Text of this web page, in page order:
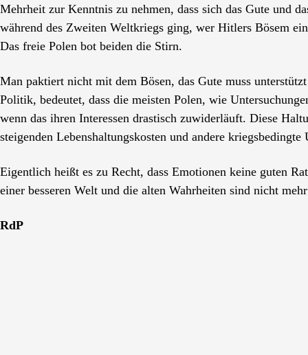
Mehrheit zur Kenntnis zu nehmen, dass sich das Gute und
während des Zweiten Weltkriegs ging, wer Hitlers Bösem
Das freie Polen bot beiden die Stirn.
Man paktiert nicht mit dem Bösen, das Gute muss
Politik, bedeutet, dass die meisten Polen, wie
wenn das ihren Interessen drastisch zuwiderläuft. Diese
steigenden Lebenshaltungskosten und andere
Eigentlich heißt es zu Recht, dass Emotionen keine guten
einer besseren Welt und die alten Wahrheiten sind nicht
RdP